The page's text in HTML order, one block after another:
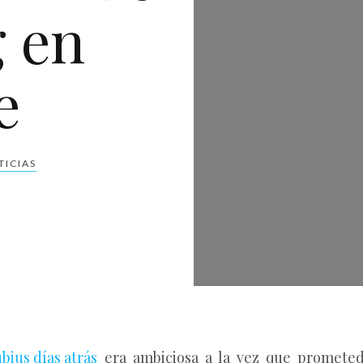
días atrás era ambiciosa a la vez que